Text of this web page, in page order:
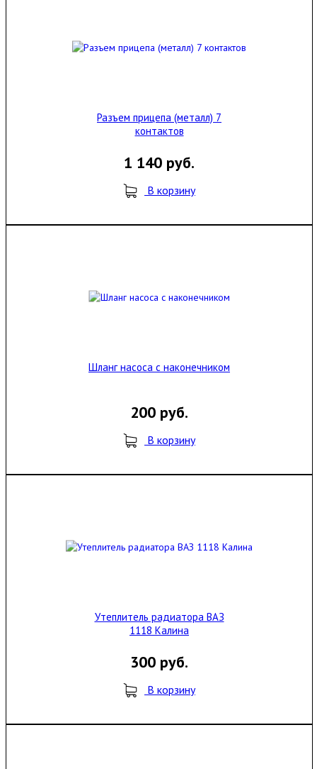
Разъем прицепа (металл) 7
контактов
1 140 руб.
В корзину
Шланг насоса с наконечником
200 руб.
В корзину
Утеплитель радиатора ВАЗ
1118 Калина
300 руб.
В корзину